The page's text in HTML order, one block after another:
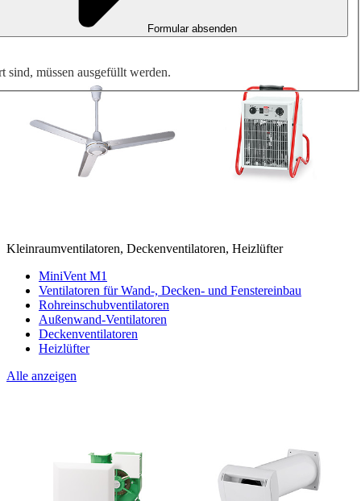
Kleinraumventilatoren, Deckenventilatoren, Heizlüfter
MiniVent M1
Ventilatoren für Wand-, Decken- und Fenstereinbau
Rohreinschubventilatoren
Außenwand-Ventilatoren
Deckenventilatoren
Heizlüfter
Alle anzeigen
Formular absenden
sind, müssen ausgefüllt werden.